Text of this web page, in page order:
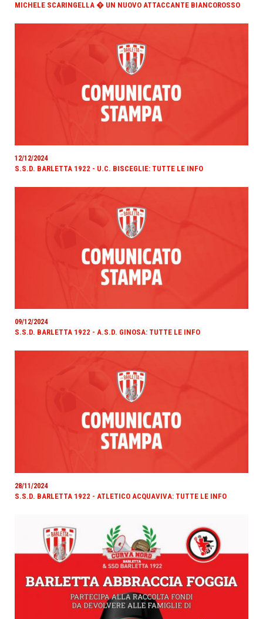
MICHELE SCARINGELLA � UN NUOVO ATTACCANTE BIANCOROSSO
12/12/2024
S.S.D. BARLETTA 1922 - U.C. BISCEGLIE: TUTTE LE INFO
09/12/2024
S.S.D. BARLETTA 1922 - A.S.D. GINOSA: TUTTE LE INFO
28/11/2024
S.S.D. BARLETTA 1922 - ATLETICO ACQUAVIVA: TUTTE LE INFO